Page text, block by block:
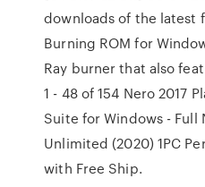
downloads of the latest
Burning ROM for
Ray burner that also
1 - 48 of 154 Nero 2017
Suite for Windows - Full
Unlimited (2020) 1PC
with Free Ship.